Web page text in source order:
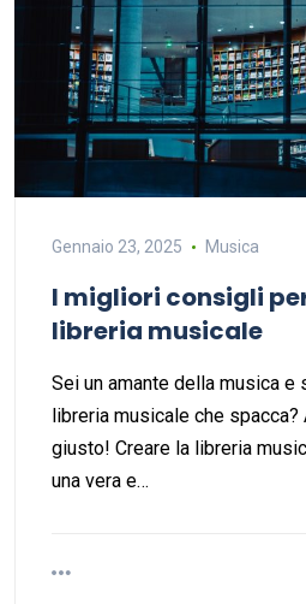
Gennaio 23, 2025 Musica
I migliori consigli
libreria musicale
Sei un amante della musica e
libreria musicale che
giusto! Creare la libreria
una vera e…